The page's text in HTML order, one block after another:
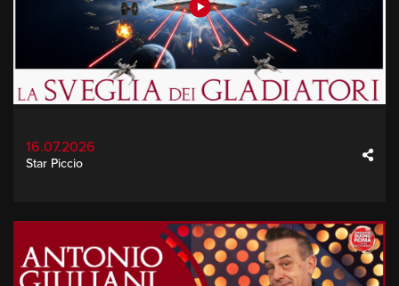
16.07.2026
Star Piccio